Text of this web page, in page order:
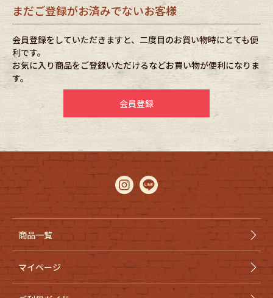
Outer One Piece
Fafatt
小物・アクセサリーから探す
Eye Wear
Stall・Scarf
Accessory
Belt antique goods
Keyring vintage bicycle
FAFATT
まだご登録がお済みでないお客様
会員登録をしていただきますと、二度目のお買い物時にとても便
利です。
お気に入り商品をご登録いただけるなどお買い物が便利になりま
す。
会員登録
商品一覧
マイページ